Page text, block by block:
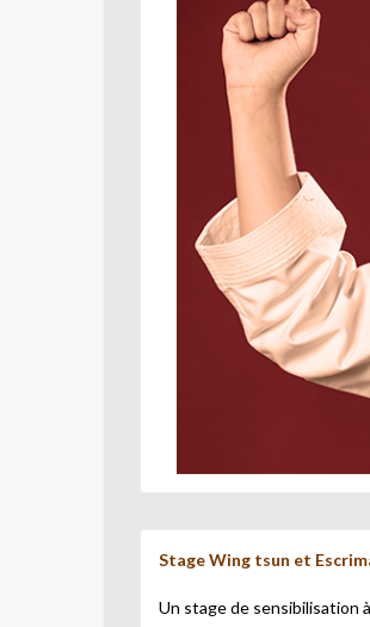
Stage Wing tsun et
Un stage de sensibilisation